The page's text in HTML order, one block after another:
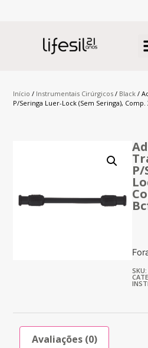
Início / Instrumentais Cirúrgicos / Black /
P/Seringa Luer-Lock (Sem Seringa), Comp.
Avaliações (0)